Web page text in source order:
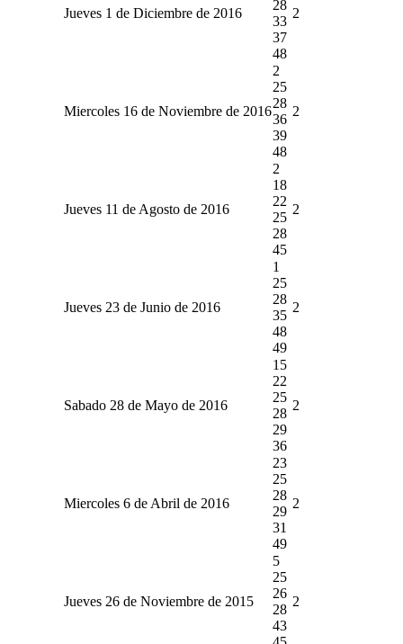
Jueves 1 de Diciembre de 2016
28
33
37
48
2
Miercoles 16 de Noviembre de 2016
2
25
28
36
39
48
2
Jueves 11 de Agosto de 2016
2
18
22
25
28
45
2
Jueves 23 de Junio de 2016
1
25
28
35
48
49
2
Sabado 28 de Mayo de 2016
15
22
25
28
29
36
2
Miercoles 6 de Abril de 2016
23
25
28
29
31
49
2
Jueves 26 de Noviembre de 2015
5
25
26
28
43
2